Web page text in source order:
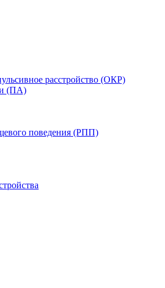
расстройство (ОКР)
(ПА)
поведения (РПП)